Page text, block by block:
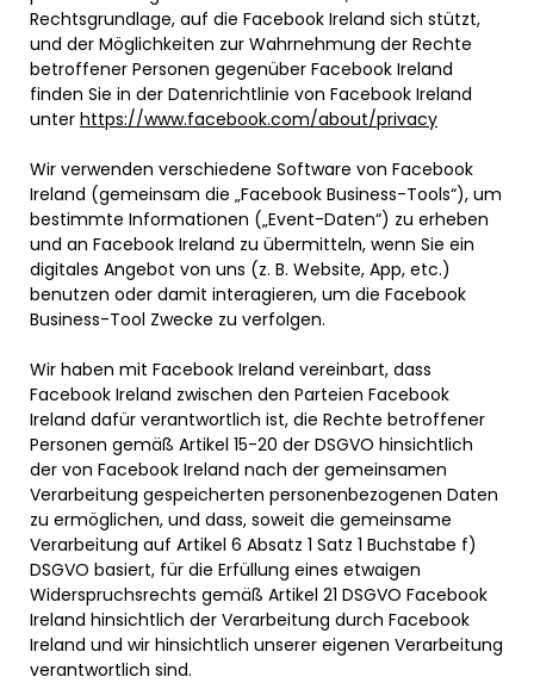
Rechtsgrundlage, auf die Facebook Ireland sich stützt,
und der Möglichkeiten zur Wahrnehmung der Rechte
betroffener Personen gegenüber Facebook Ireland
finden Sie in der Datenrichtlinie von Facebook Ireland
unter https://www.facebook.com/about/privacy
Wir verwenden verschiedene Software von Facebook
Ireland (gemeinsam die „Facebook Business-Tools“), um
bestimmte Informationen („Event-Daten“) zu erheben
und an Facebook Ireland zu übermitteln, wenn Sie ein
digitales Angebot von uns (z. B. Website, App, etc.)
benutzen oder damit interagieren, um die Facebook
Business-Tool Zwecke zu verfolgen.
Wir haben mit Facebook Ireland vereinbart, dass
Facebook Ireland zwischen den Parteien Facebook
Ireland dafür verantwortlich ist, die Rechte betroffener
Personen gemäß Artikel 15-20 der DSGVO hinsichtlich
der von Facebook Ireland nach der gemeinsamen
Verarbeitung gespeicherten personenbezogenen Daten
zu ermöglichen, und dass, soweit die gemeinsame
Verarbeitung auf Artikel 6 Absatz 1 Satz 1 Buchstabe f)
DSGVO basiert, für die Erfüllung eines etwaigen
Widerspruchsrechts gemäß Artikel 21 DSGVO Facebook
Ireland hinsichtlich der Verarbeitung durch Facebook
Ireland und wir hinsichtlich unserer eigenen Verarbeitung
verantwortlich sind.